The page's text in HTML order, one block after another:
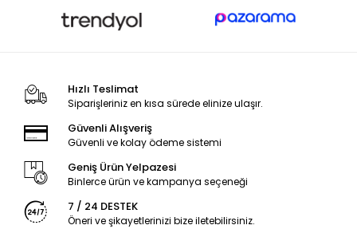
Hızlı Teslimat
Siparişleriniz en kısa sürede elinize ulaşır.
Güvenli Alışveriş
Güvenli ve kolay ödeme sistemi
Geniş Ürün Yelpazesi
Binlerce ürün ve kampanya seçeneği
7 / 24 DESTEK
Öneri ve şikayetlerinizi bize iletebilirsiniz.